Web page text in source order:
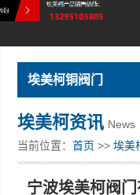
埃美柯铜阀门
埃美柯资讯 News
当前位置：首页 >>埃美
宁波埃美柯阀